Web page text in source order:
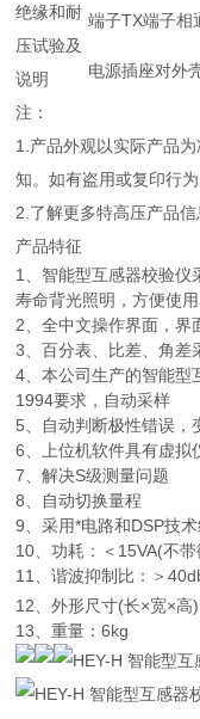
绝缘和耐
压试验及
说明
端子TX端子相
电源插座对外
注：
1.产品外观以实际产品
知。如有盗用或复印行
2.了解更多特高压产品
产品特征
1、智能型互感器校验仪
寿命背光照明，方便使用
2、全中文操作界面，界
3、百分表、比差、角差
4、本公司生产的智能型
1994要求，自动采样
5、自动判断极性错误，
6、上位机软件具有虚拟
7、解决S级测量问题
8、自动切换量程
9、采用*电路和DSP技
10、功耗：＜15VA(不
11、谐波抑制比：＞
12、外形尺寸(长×宽×
13、重量：6kg